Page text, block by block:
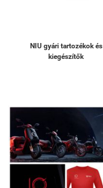
NIU gyári tartozékok és
kiegészítők